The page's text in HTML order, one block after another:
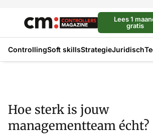
Lees 1
gratis
ControllingSoft skillsStrategieJuridisch
Hoe sterk is jouw
managementteam écht?